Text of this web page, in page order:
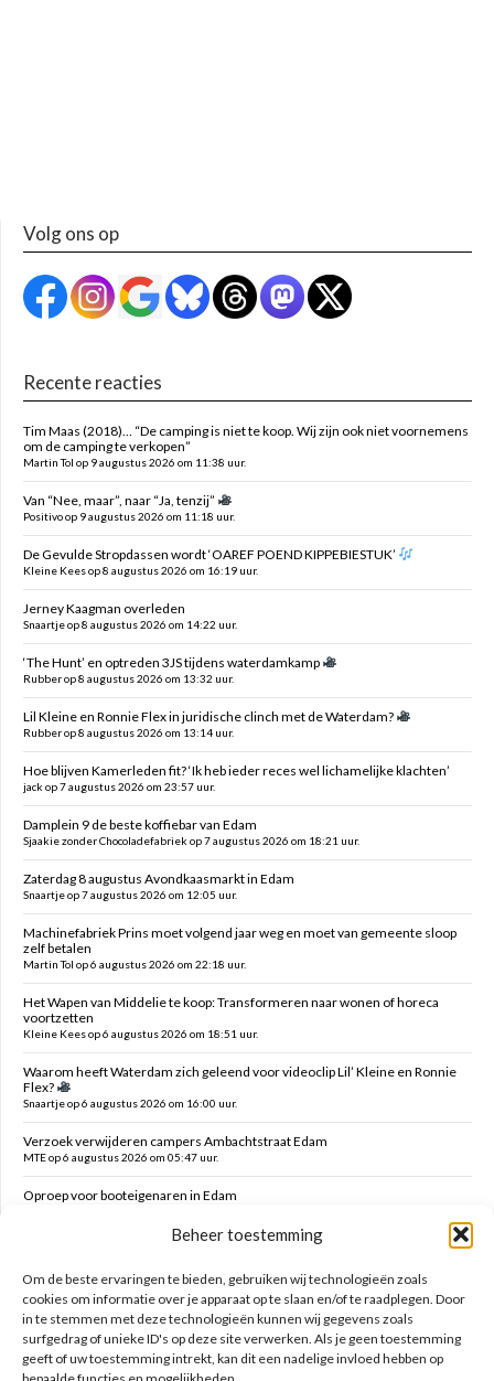
Beheer toestemming
Om de beste ervaringen te bieden, gebruiken wij technologieën zoals
cookies om informatie over je apparaat op te slaan en/of te raadplegen. Door
in te stemmen met deze technologieën kunnen wij gegevens zoals
surfgedrag of unieke ID's op deze site verwerken. Als je geen toestemming
geeft of uw toestemming intrekt, kan dit een nadelige invloed hebben op
Volg ons op
Recente reacties
Tim Maas (2018)… “De camping is niet te koop. Wij zijn ook niet voornemens
om de camping te verkopen”
Martin Tol op 9 augustus 2026 om 11:38 uur.
Van “Nee, maar”, naar “Ja, tenzij”
Positivo op 9 augustus 2026 om 11:18 uur.
De Gevulde Stropdassen wordt ‘OAREF POEND KIPPEBIESTUK’
Kleine Kees op 8 augustus 2026 om 16:19 uur.
Jerney Kaagman overleden
Snaartje op 8 augustus 2026 om 14:22 uur.
‘The Hunt’ en optreden 3JS tijdens waterdamkamp
Rubber op 8 augustus 2026 om 13:32 uur.
Lil Kleine en Ronnie Flex in juridische clinch met de Waterdam?
Rubber op 8 augustus 2026 om 13:14 uur.
Hoe blijven Kamerleden fit? ‘Ik heb ieder reces wel lichamelijke klachten’
jack op 7 augustus 2026 om 23:57 uur.
Damplein 9 de beste koffiebar van Edam
Sjaakie zonder Chocoladefabriek op 7 augustus 2026 om 18:21 uur.
Zaterdag 8 augustus Avondkaasmarkt in Edam
Snaartje op 7 augustus 2026 om 12:05 uur.
Machinefabriek Prins moet volgend jaar weg en moet van gemeente sloop
zelf betalen
Martin Tol op 6 augustus 2026 om 22:18 uur.
Het Wapen van Middelie te koop: Transformeren naar wonen of horeca
voortzetten
Kleine Kees op 6 augustus 2026 om 18:51 uur.
Waarom heeft Waterdam zich geleend voor videoclip Lil’ Kleine en Ronnie
Flex?
Snaartje op 6 augustus 2026 om 16:00 uur.
Verzoek verwijderen campers Ambachtstraat Edam
MTE op 6 augustus 2026 om 05:47 uur.
Oproep voor booteigenaren in Edam
Buslijn 67 tussen purmerend en zaandam blijft zorgenkind
Zoeken op deze site